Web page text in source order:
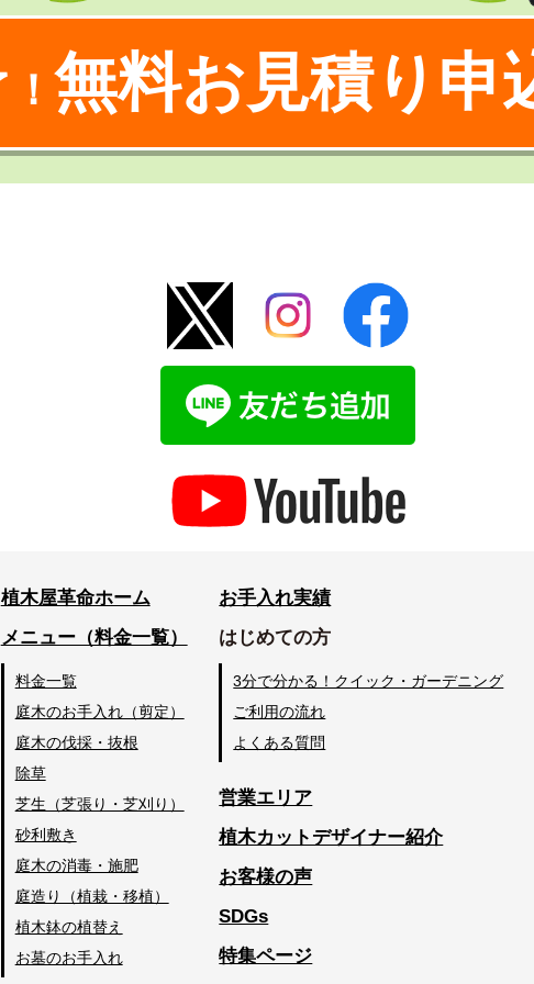
無料お見積り申
植木屋革命ホーム
メニュー（料金一覧）
料金一覧
庭木のお手入れ（剪定）
庭木の伐採・抜根
除草
芝生（芝張り・芝刈り）
砂利敷き
庭木の消毒・施肥
庭造り（植栽・移植）
植木鉢の植替え
お墓のお手入れ
お手入れ実績
はじめての方
3分で分かる！クイック・ガーデニング
ご利用の流れ
よくある質問
営業エリア
植木カットデザイナー紹介
お客様の声
SDGs
特集ページ